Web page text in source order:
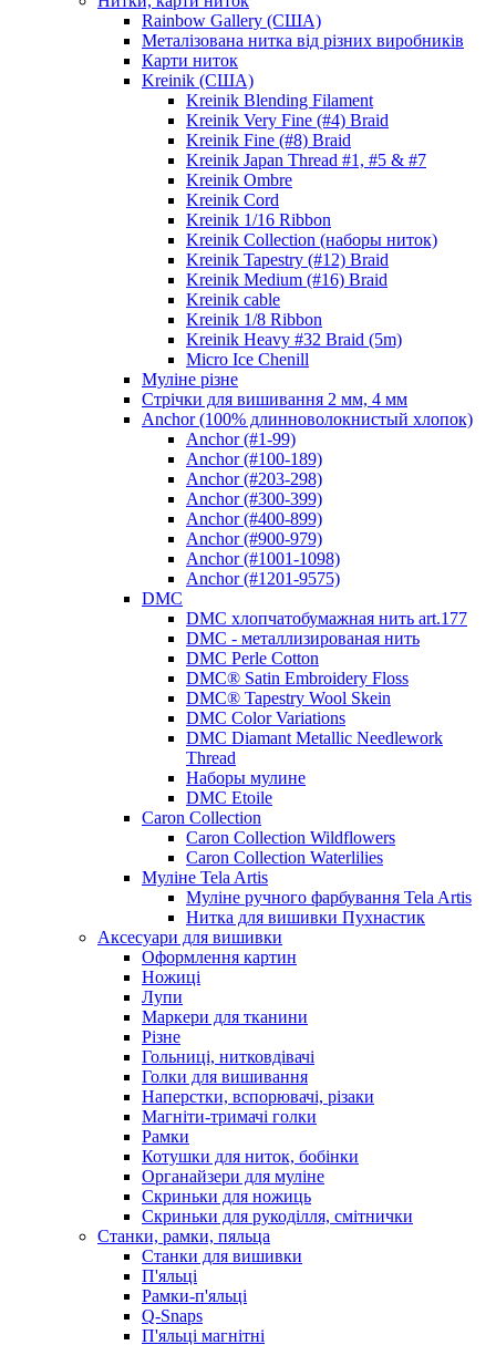
Rainbow Gallery (США)
Металізована нитка від різних виробників
Карти ниток
Kreinik (США)
Kreinik Blending Filament
Kreinik Very Fine (#4) Braid
Kreinik Fine (#8) Braid
Kreinik Japan Thread #1, #5 & #7
Kreinik Ombre
Kreinik Cord
Kreinik 1/16 Ribbon
Kreinik Collection (наборы ниток)
Kreinik Tapestry (#12) Braid
Kreinik Medium (#16) Braid
Kreinik cable
Kreinik 1/8 Ribbon
Kreinik Heavy #32 Braid (5m)
Micro Ice Chenill
Муліне різне
Стрічки для вишивання 2 мм, 4 мм
Anchor (100% длинноволокнистый хлопок)
Anchor (#1-99)
Anchor (#100-189)
Anchor (#203-298)
Anchor (#300-399)
Anchor (#400-899)
Anchor (#900-979)
Anchor (#1001-1098)
Anchor (#1201-9575)
DMC
DMC хлопчатобумажная нить art.177
DMC - металлизированая нить
DMC Perle Cotton
DMC® Satin Embroidery Floss
DMC® Tapestry Wool Skein
DMC Color Variations
DMC Diamant Metallic Needlework
Thread
Наборы мулине
DMC Etoile
Caron Collection
Caron Collection Wildflowers
Caron Collection Waterlilies
Муліне Tela Artis
Муліне ручного фарбування Tela Artis
Нитка для вишивки Пухнастик
Аксесуари для вишивки
Оформлення картин
Ножиці
Лупи
Маркери для тканини
Різне
Гольниці, нитковдівачі
Голки для вишивання
Наперстки, вспорювачі, різаки
Магніти-тримачі голки
Рамки
Котушки для ниток, бобінки
Органайзери для муліне
Скриньки для ножиць
Скриньки для рукоділля, смітнички
Станки, рамки, пяльца
Станки для вишивки
П'яльці
Рамки-п'яльці
Q-Snaps
П'яльці магнітні